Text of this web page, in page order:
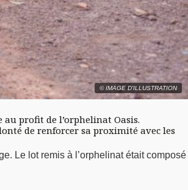
© IMAGE D'ILLUSTRATION
au profit de l’orphelinat Oasis.
de renforcer sa proximité avec les
Le lot remis à l’orphelinat était composé